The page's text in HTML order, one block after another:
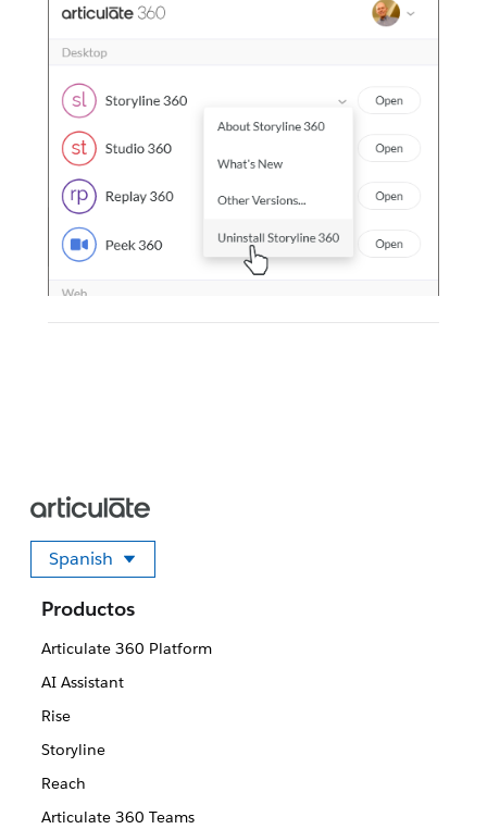
Spanish
Seleccione su idioma
Productos
Articulate 360 Platform
AI Assistant
Rise
Storyline
Reach
Articulate 360 Teams